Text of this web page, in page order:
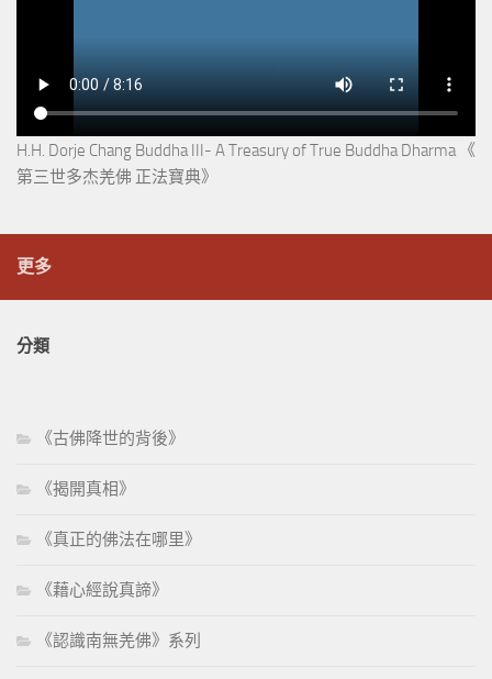
H.H. Dorje Chang Buddha III- A Treasury of True Buddha Dharma 《
第三世多杰羌佛 正法寶典》
更多
分類
《古佛降世的背後》
《揭開真相》
《真正的佛法在哪里》
《藉心經說真諦》
《認識南無羌佛》系列